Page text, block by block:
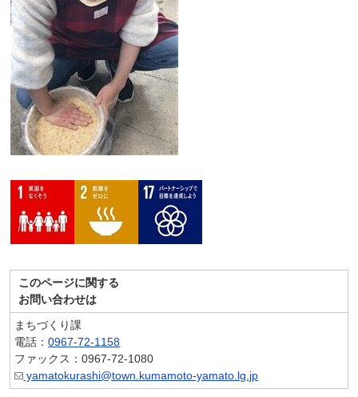
このページに関する
お問い合わせは
まちづくり課
電話：0967-72-1158
ファックス：0967-72-1080
yamatokurashi@town.kumamoto-yamato.lg.jp